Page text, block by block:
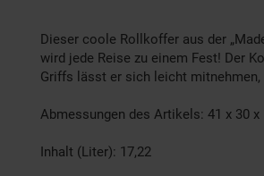
Dieser coole Rollkoffer aus der
wird jede Reise zu einem Fest! Der
Griffs lässt er sich leicht
Abmessungen des Artikels: 41 x 30 x
Inhalt (Liter): 17,22